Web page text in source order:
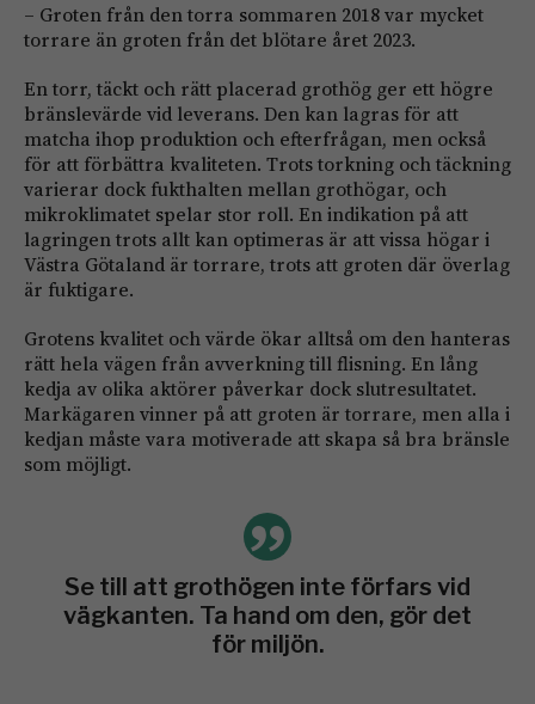
– Groten från den torra sommaren 2018 var mycket
torrare än groten från det blötare året 2023.
En torr, täckt och rätt placerad grothög ger ett högre
bränslevärde vid leverans. Den kan lagras för att
matcha ihop produktion och efterfrågan, men också
för att förbättra kvaliteten. Trots torkning och täckning
varierar dock fukthalten mellan grothögar, och
mikroklimatet spelar stor roll. En indikation på att
lagringen trots allt kan optimeras är att vissa högar i
Västra Götaland är torrare, trots att groten där överlag
är fuktigare.
Grotens kvalitet och värde ökar alltså om den ­hanteras
rätt hela vägen från avverkning till flisning. En lång
kedja av olika aktörer påverkar dock slut­resultatet.
Markägaren vinner på att groten är torrare, men alla i
kedjan måste vara motiverade att skapa så bra bränsle
som möjligt.
Se till att grothögen inte förfars vid
vägkanten. Ta hand om den, gör det
för miljön.